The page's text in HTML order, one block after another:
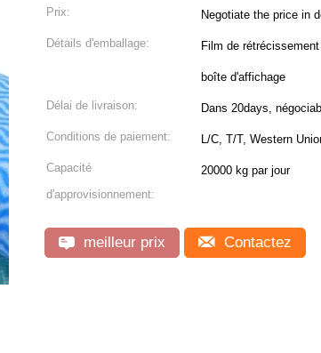
Prix: Negotiate the price in
Détails d'emballage: Film de
boîte d'affichage
Délai de livraison: Dans 20days,
Conditions de paiement: L/C, T/T, Western
Capacité
d'approvisionnement:
20000 kg par jour
meilleur prix Contactez